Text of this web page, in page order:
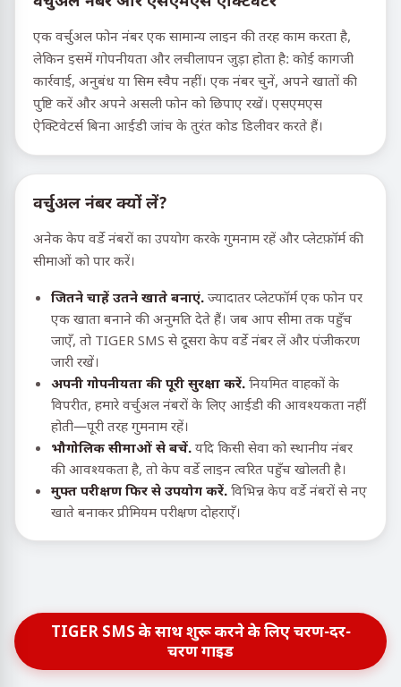
एक वर्चुअल फोन नंबर एक सामान्य लाइन की तरह काम करता है,
लेकिन इसमें गोपनीयता और लचीलापन जुड़ा होता है: कोई कागजी
कार्रवाई, अनुबंध या सिम स्वैप नहीं। एक नंबर चुनें, अपने खातों की
पुष्टि करें और अपने असली फोन को छिपाए रखें। एसएमएस
ऐक्टिवेटर्स बिना आईडी जांच के तुरंत कोड डिलीवर करते हैं।
वर्चुअल नंबर क्यों लें?
अनेक केप वर्डे नंबरों का उपयोग करके गुमनाम रहें और प्लेटफ़ॉर्म की
सीमाओं को पार करें।
जितने चाहें उतने खाते बनाएं. ज्यादातर प्लेटफॉर्म एक फोन पर
एक खाता बनाने की अनुमति देते हैं। जब आप सीमा तक पहुँच
जाएँ, तो TIGER SMS से दूसरा केप वर्डे नंबर लें और पंजीकरण
जारी रखें।
अपनी गोपनीयता की पूरी सुरक्षा करें. नियमित वाहकों के
विपरीत, हमारे वर्चुअल नंबरों के लिए आईडी की आवश्यकता नहीं
होती—पूरी तरह गुमनाम रहें।
भौगोलिक सीमाओं से बचें. यदि किसी सेवा को स्थानीय नंबर
की आवश्यकता है, तो केप वर्डे लाइन त्वरित पहुँच खोलती है।
मुफ्त परीक्षण फिर से उपयोग करें. विभिन्न केप वर्डे नंबरों से नए
खाते बनाकर प्रीमियम परीक्षण दोहराएँ।
TIGER SMS के साथ शुरू करने के लिए चरण-दर-
चरण गाइड